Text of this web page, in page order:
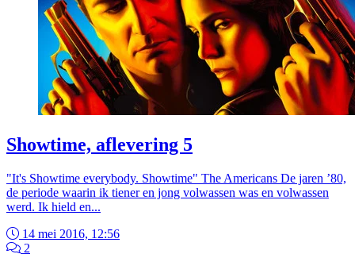
Showtime, aflevering 5
"It's Showtime everybody. Showtime" The Americans De jaren ’80,
de periode waarin ik tiener en jong volwassen was en volwassen
werd. Ik hield en...
14 mei 2016, 12:56
2